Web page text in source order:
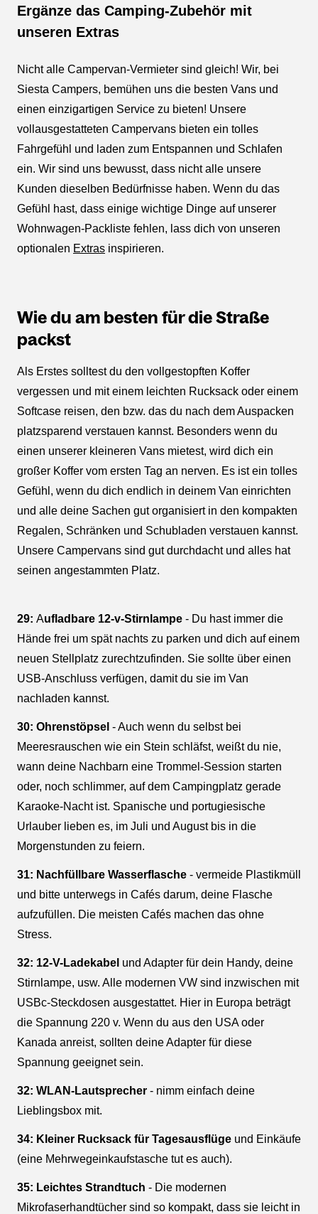
Ergänze das Camping-Zubehör mit
unseren Extras
Nicht alle Campervan-Vermieter sind gleich! Wir, bei
Siesta Campers, bemühen uns die besten Vans und
einen einzigartigen Service zu bieten! Unsere
vollausgestatteten Campervans bieten ein tolles
Fahrgefühl und laden zum Entspannen und Schlafen
ein. Wir sind uns bewusst, dass nicht alle unsere
Kunden dieselben Bedürfnisse haben. Wenn du das
Gefühl hast, dass einige wichtige Dinge auf unserer
Wohnwagen-Packliste fehlen, lass dich von unseren
optionalen Extras inspirieren.
Wie du am besten für die Straße
packst
Als Erstes solltest du den vollgestopften Koffer
vergessen und mit einem leichten Rucksack oder einem
Softcase reisen, den bzw. das du nach dem Auspacken
platzsparend verstauen kannst. Besonders wenn du
einen unserer kleineren Vans mietest, wird dich ein
großer Koffer vom ersten Tag an nerven. Es ist ein tolles
Gefühl, wenn du dich endlich in deinem Van einrichten
und alle deine Sachen gut organisiert in den kompakten
Regalen, Schränken und Schubladen verstauen kannst.
Unsere Campervans sind gut durchdacht und alles hat
seinen angestammten Platz.
29: Aufladbare 12-v-Stirnlampe - Du hast immer die
Hände frei um spät nachts zu parken und dich auf einem
neuen Stellplatz zurechtzufinden. Sie sollte über einen
USB-Anschluss verfügen, damit du sie im Van
nachladen kannst.
30: Ohrenstöpsel - Auch wenn du selbst bei
Meeresrauschen wie ein Stein schläfst, weißt du nie,
wann deine Nachbarn eine Trommel-Session starten
oder, noch schlimmer, auf dem Campingplatz gerade
Karaoke-Nacht ist. Spanische und portugiesische
Urlauber lieben es, im Juli und August bis in die
Morgenstunden zu feiern.
31: Nachfüllbare Wasserflasche - vermeide Plastikmüll
und bitte unterwegs in Cafés darum, deine Flasche
aufzufüllen. Die meisten Cafés machen das ohne
Stress.
32: 12-V-Ladekabel und Adapter für dein Handy, deine
Stirnlampe, usw. Alle modernen VW sind inzwischen mit
USBc-Steckdosen ausgestattet. Hier in Europa beträgt
die Spannung 220 v. Wenn du aus den USA oder
Kanada anreist, sollten deine Adapter für diese
Spannung geeignet sein.
32: WLAN-Lautsprecher - nimm einfach deine
Lieblingsbox mit.
34: Kleiner Rucksack für Tagesausflüge und Einkäufe
(eine Mehrwegeinkaufstasche tut es auch).
35: Leichtes Strandtuch - Die modernen
Mikrofaserhandtücher sind so kompakt, dass sie leicht in